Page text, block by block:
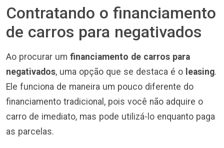
Contratando o financiamento
de carros para negativados
Ao procurar um financiamento de carros para
negativados, uma opção que se destaca é o leasing.
Ele funciona de maneira um pouco diferente do
financiamento tradicional, pois você não adquire o
carro de imediato, mas pode utilizá-lo enquanto paga
as parcelas.